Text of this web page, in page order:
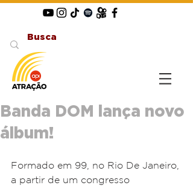
Banda DOM lança novo
álbum!
Formado em 99, no Rio De Janeiro,
a partir de um congresso